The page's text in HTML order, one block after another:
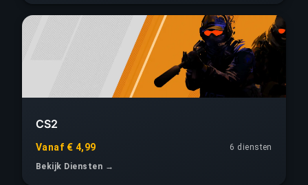
CS2
Vanaf € 4,99
6 diensten
Bekijk Diensten →